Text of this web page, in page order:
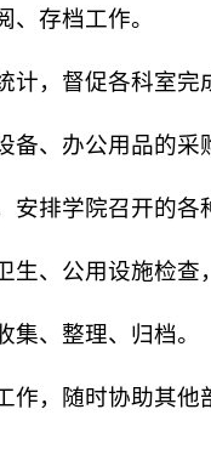
、存档工作。
，督促各科室完
、办公用品的采
安排学院召开的各
、公用设施检查
、整理、归档。
，随时协助其他